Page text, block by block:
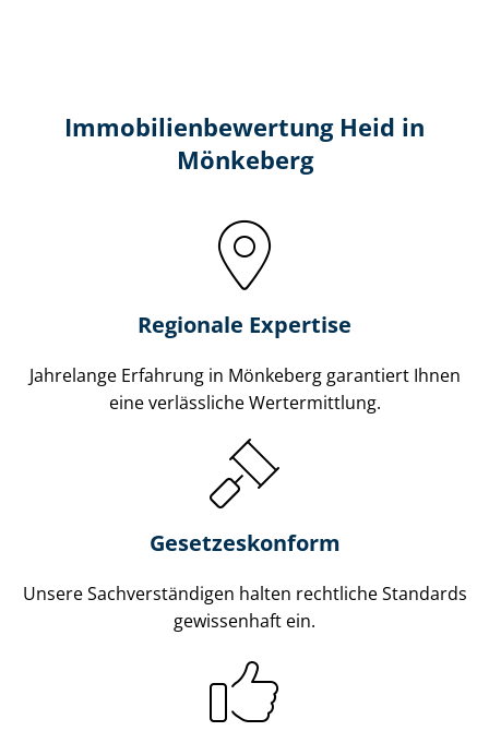
Immobilien­bewertung Heid in
Mönkeberg
Regionale Expertise
Jahrelange Erfahrung in Mönkeberg garantiert Ihnen
eine verlässliche Wertermittlung.
Gesetzes­konform
Unsere Sach­ver­stän­di­gen halten rechtliche Standards
gewissenhaft ein.